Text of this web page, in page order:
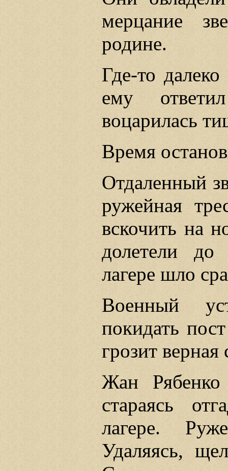
мерцание
родине.
Где-то
ему
воцарилась
Время
Отдаленный
ружейная
вскочить на
долетели
лагере шло
Военный
покидать
грозит верная
Жан
стараясь
лагере.
Удаляясь,